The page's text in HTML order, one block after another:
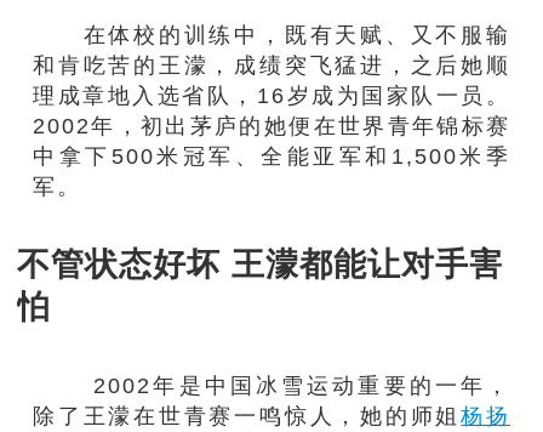
在体校的训练中，既有天赋、又不服输
和肯吃苦的王濛，成绩突飞猛进，之后她顺
理成章地入选省队，16岁成为国家队一员。
2002年，初出茅庐的她便在世界青年锦标赛
中拿下500米冠军、全能亚军和1,500米季
军。
不管状态好坏 王濛都能让对手害
怕
2002年是中国冰雪运动重要的一年，
除了王濛在世青赛一鸣惊人，她的师姐杨扬